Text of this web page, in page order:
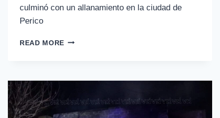
culminó con un allanamiento en la ciudad de
Perico
READ MORE